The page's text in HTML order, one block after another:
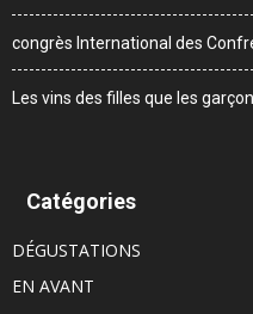
congrès International des
Les vins des filles que les
Catégories
DÉGUSTATIONS
EN AVANT